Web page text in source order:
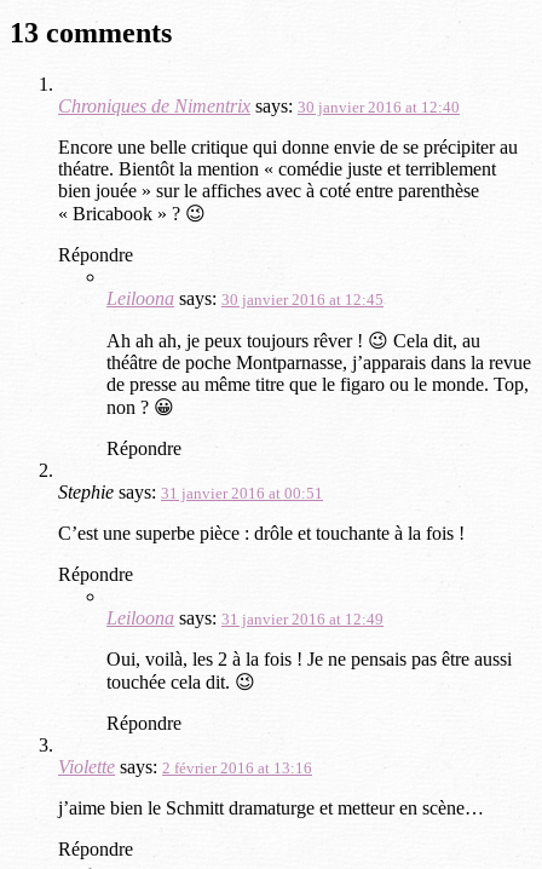
13 comments
Chroniques de Nimentrix says: 30 janvier 2016 at 12:40
Encore une belle critique qui donne envie de se précipiter au
théatre. Bientôt la mention « comédie juste et terriblement
bien jouée » sur le affiches avec à coté entre parenthèse
« Bricabook » ? 😉
Répondre
Leiloona says: 30 janvier 2016 at 12:45
Ah ah ah, je peux toujours rêver ! 😉 Cela dit, au
théâtre de poche Montparnasse, j’apparais dans la revue
de presse au même titre que le figaro ou le monde. Top,
non ? 😀
Répondre
Stephie says: 31 janvier 2016 at 00:51
C’est une superbe pièce : drôle et touchante à la fois !
Répondre
Leiloona says: 31 janvier 2016 at 12:49
Oui, voilà, les 2 à la fois ! Je ne pensais pas être aussi
touchée cela dit. 😉
Répondre
Violette says: 2 février 2016 at 13:16
j’aime bien le Schmitt dramaturge et metteur en scène…
Répondre